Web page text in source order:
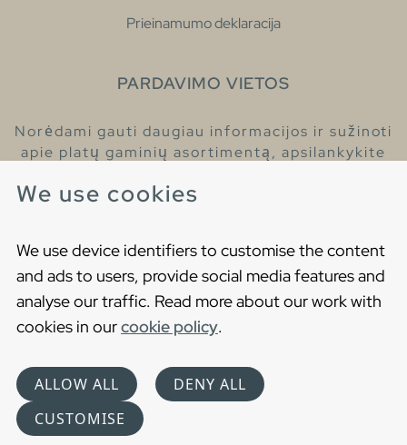
We use cookies
We use device identifiers to customise the content
and ads to users, provide social media features and
analyse our traffic. Read more about our work with
cookies in ourcookie policy.
ALLOW ALL
DENY ALL
CUSTOMISE
Prieinamumo deklaracija
PARDAVIMO VIETOS
Norėdami gauti daugiau informacijos ir sužinoti
apie platų gaminių asortimentą, apsilankykite
Cookies
Privatumo politika
Choose language